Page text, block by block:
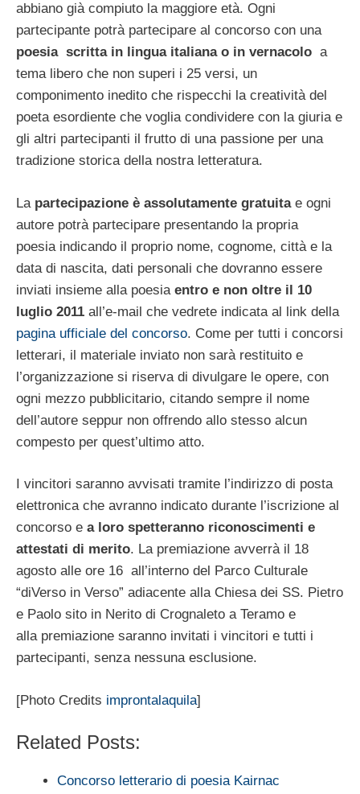
abbiano già compiuto la maggiore età. Ogni
partecipante potrà partecipare al concorso con una
poesia scritta in lingua italiana o in vernacolo a
tema libero che non superi i 25 versi, un
componimento inedito che rispecchi la creatività del
poeta esordiente che voglia condividere con la giuria e
gli altri partecipanti il frutto di una passione per una
tradizione storica della nostra letteratura.
La partecipazione è assolutamente gratuitae ogni
autore potrà partecipare presentando la propria
poesia indicando il proprio nome, cognome, città e la
data di nascita, dati personali che dovranno essere
inviati insieme alla poesia entro e non oltre il 10
luglio 2011 all’e-mail che vedrete indicata al link della
pagina ufficiale del concorso. Come per tutti i concorsi
letterari, il materiale inviato non sarà restituito e
l’organizzazione si riserva di divulgare le opere, con
ogni mezzo pubblicitario, citando sempre il nome
dell’autore seppur non offrendo allo stesso alcun
compesto per quest’ultimo atto.
I vincitori saranno avvisati tramite l’indirizzo di posta
elettronica che avranno indicato durante l’iscrizione al
concorso e a loro spetteranno riconoscimenti e
attestati di merito. La premiazione avverrà il 18
agosto alle ore 16 all’interno del Parco Culturale
“diVerso in Verso” adiacente alla Chiesa dei SS. Pietro
e Paolo sito in Nerito di Crognaleto a Teramo e
alla premiazione saranno invitati i vincitori e tutti i
partecipanti, senza nessuna esclusione.
[Photo Credits improntalaquila]
Related Posts:
Concorso letterario di poesia Kairnac